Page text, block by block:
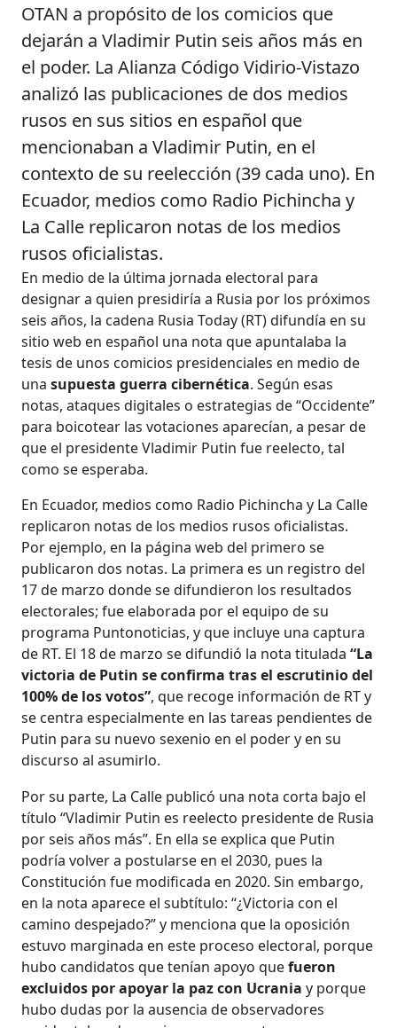
OTAN a propósito de los comicios que
dejarán a Vladimir Putin seis años más en
el poder. La Alianza Código Vidirio-Vistazo
analizó las publicaciones de dos medios
rusos en sus sitios en español que
mencionaban a Vladimir Putin, en el
contexto de su reelección (39 cada uno). En
Ecuador, medios como Radio Pichincha y
La Calle replicaron notas de los medios
rusos oficialistas.
En medio de la última jornada electoral para
designar a quien presidiría a Rusia por los próximos
seis años, la cadena Rusia Today (RT) difundía en su
sitio web en español una nota que apuntalaba la
tesis de unos comicios presidenciales en medio de
una supuesta guerra cibernética. Según esas
notas, ataques digitales o estrategias de “Occidente”
para boicotear las votaciones aparecían, a pesar de
que el presidente Vladimir Putin fue reelecto, tal
como se esperaba.
En Ecuador, medios como Radio Pichincha y La Calle
replicaron notas de los medios rusos oficialistas.
Por ejemplo, en la página web del primero se
publicaron dos notas. La primera es un registro del
17 de marzo donde se difundieron los resultados
electorales; fue elaborada por el equipo de su
programa Puntonoticias, y que incluye una captura
de RT. El 18 de marzo se difundió la nota titulada“La
victoria de Putin se confirma tras el escrutinio del
100% de los votos”, que recoge información de RT y
se centra especialmente en las tareas pendientes de
Putin para su nuevo sexenio en el poder y en su
discurso al asumirlo.
Por su parte, La Calle publicó una nota corta bajo el
título “Vladimir Putin es reelecto presidente de Rusia
por seis años más”. En ella se explica que Putin
podría volver a postularse en el 2030, pues la
Constitución fue modificada en 2020. Sin embargo,
en la nota aparece el subtítulo: “¿Victoria con el
camino despejado?” y menciona que la oposición
estuvo marginada en este proceso electoral, porque
hubo candidatos que tenían apoyo quefueron
excluidos por apoyar la paz con Ucrania y porque
hubo dudas por la ausencia de observadores